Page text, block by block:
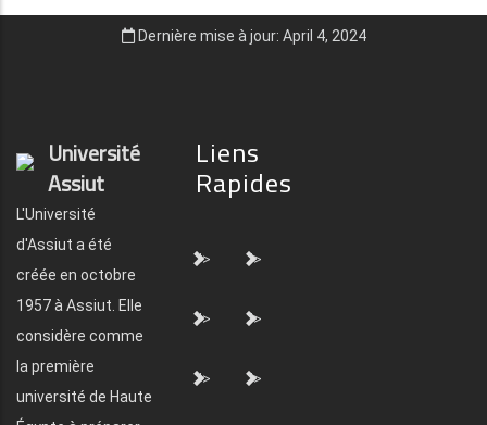
Dernière mise à jour: April 4, 2024
Université
Assiut
L'Université
d'Assiut a été
créée en octobre
1957 à Assiut. Elle
considère comme
la première
université de Haute
Liens
Rapides
"> ">
"> ">
"> ">